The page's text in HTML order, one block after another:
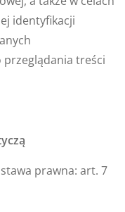
identyfikacji
treści
prawna: art. 7